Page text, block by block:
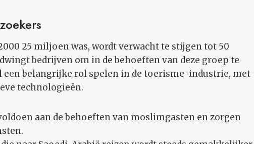
25 miljoen was, wordt verwacht te stijgen tot 50
bedrijven om in de behoeften van deze groep te
een belangrijke rol spelen in de toerisme-industrie, met
technologieën.
aan de behoeften van moslimgasten en zorgen